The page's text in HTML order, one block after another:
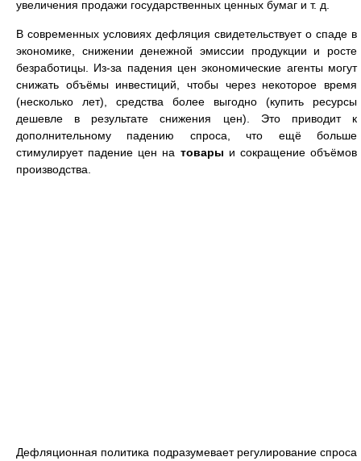
увеличения продажи государственных ценных бумаг и т. д.
В современных условиях дефляция свидетельствует о спаде в
экономике, снижении денежной эмиссии продукции и росте
безработицы. Из-за падения цен экономические агенты могут
снижать объёмы инвестиций, чтобы через некоторое время
(несколько лет), средства более выгодно (купить ресурсы
дешевле в результате снижения цен). Это приводит к
дополнительному падению спроса, что ещё больше
стимулирует падение цен на товары и сокращение объёмов
производства.
Дефляционная политика подразумевает регулирование спроса